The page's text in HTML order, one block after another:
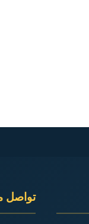
تواصل